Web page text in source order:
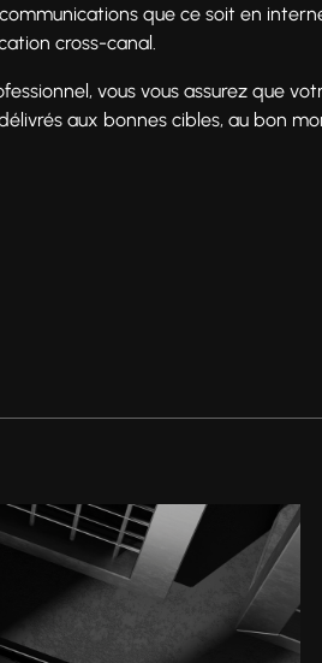
que ce soit en
cross-canal.
vous vous assurez que
aux bonnes cibles, au bon